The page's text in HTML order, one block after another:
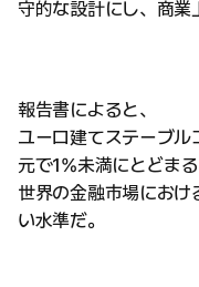
守的な設計にし、商業
報告書によると、
ユーロ建てステーブ
元で1%未満にとどまる
世界の金融市場にお
い水準だ。